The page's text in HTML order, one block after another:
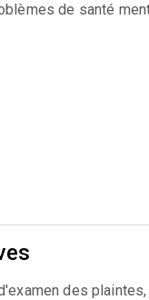
de santé
des